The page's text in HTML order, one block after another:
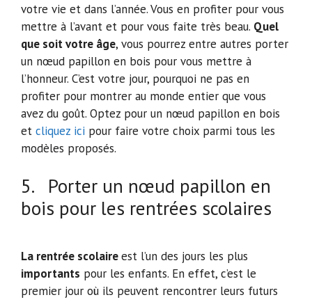
votre vie et dans l’année. Vous en profiter pour vous
mettre à l’avant et pour vous faite très beau. Quel
que soit votre âge, vous pourrez entre autres porter
un nœud papillon en bois pour vous mettre à
l’honneur. C’est votre jour, pourquoi ne pas en
profiter pour montrer au monde entier que vous
avez du goût. Optez pour un nœud papillon en bois
et cliquez ici pour faire votre choix parmi tous les
modèles proposés.
5. Porter un nœud papillon en
bois pour les rentrées scolaires
La rentrée scolaireest l’un des jours les plus
importants pour les enfants. En effet, c’est le
premier jour où ils peuvent rencontrer leurs futurs